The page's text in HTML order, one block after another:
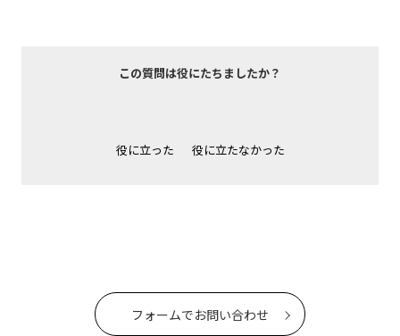
この質問は役にたちましたか？
役に立った 役に立たなかった
フォームでお問い合わせ